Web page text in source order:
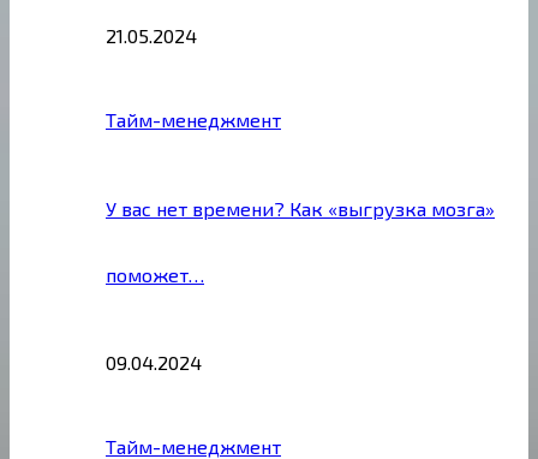
21.05.2024
Тайм-менеджмент
У вас нет времени? Как «выгрузка мозга»
поможет…
09.04.2024
Тайм-менеджмент